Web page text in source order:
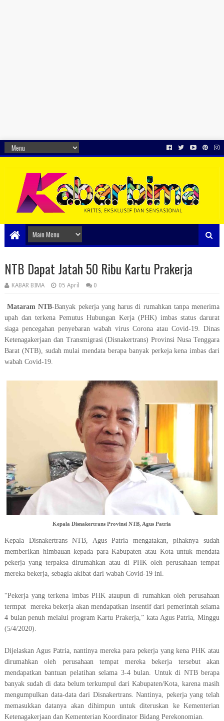
NTB Dapat Jatah 50 Ribu Kartu Prakerja
KABAR BIMA 05 April 0
Mataram NTB-Banyak pekerja yang harus di rumahkan tanpa menerima
upah dan terkena Pemutus Hubungan Kerja (PHK) imbas status darurat
siaga pencegahan penyebaran wabah virus Corona atau Covid-19. Dinas
Ketenagakerjaan dan Transmigrasi (Disnakertrans) Provinsi Nusa Tenggara
Barat (NTB), sudah mulai mendata berapa banyak perkeja kena imbas dari
wabah Covid-19.
Kepala Disnakertrans Provinsi NTB, Agus Patria
Kepala Disnakertrans NTB, Agus Patria mengatakan, pihaknya sudah
memberikan himbauan kepada para Kabupaten atau Kota untuk mendata
pekerja yang terpaksa dirumahkan atau di PHK oleh perusahaan tempat
mereka bekerja, sebagia akibat dari wabah Covid-19 ini.
“Pekerja yang terkena imbas PHK ataupun di rumahkan oleh perusahaan
termpat
mereka bekerja akan mendapatkan insentif dari pemerintah selama
4 bulan penuh melalui program Kartu Prakerja,” kata Agus Patria, Minggu
(5/4/2020).
Dijelaskan Agus Patria, nantinya mereka para pekerja yang kena PHK atau
dirumahkan oleh perusahaan tempat mereka bekerja tersebut akan
mendapatkan bantuan pelatihan selama 3-4 bulan. Untuk di NTB berapa
banyak sudah di data belum terkumpul dari Kabupaten/Kota, karena masih
mengumpulkan data-data dari Disnakertrans. Nantinya, pekerja yang telah
memasukkan datanya akan dihimpun untuk diteruskan ke Kementerian
Ketenagakerjaan dan Kementerian Koordinator Bidang Perekonomian.